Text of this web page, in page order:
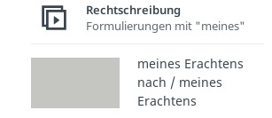
Rechtschreibung
Formulierungen mit "meines"
meines Erachtens
nach / meines
Erachtens